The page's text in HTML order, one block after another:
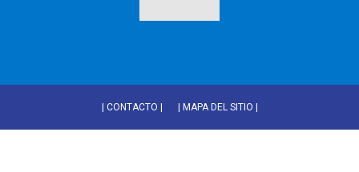
| CONTACTO | | MAPA DEL SITIO |